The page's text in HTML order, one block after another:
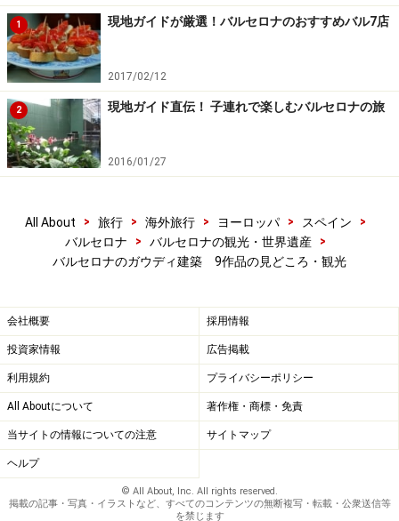
1 現地ガイドが厳選！バルセロナのおすすめバル7店
2017/02/12
2 現地ガイド直伝！ 子連れで楽しむバルセロナの旅
2016/01/27
All About > 旅行 > 海外旅行 > ヨーロッパ > スペイン
>
バルセロナ
> バルセロナの観光・世界遺産
>
バルセロナのガウディ建築 9作品の見どころ・観光
会社概要 採用情報
投資家情報 広告掲載
利用規約 プライバシーポリシー
All Aboutについて 著作権・商標・免責
当サイトの情報についての注意 サイトマップ
ヘルプ
© All About, Inc. All rights reserved.
掲載の記事・写真・イラストなど、すべてのコンテンツの無断複写・転載・公衆送信等
を禁じます